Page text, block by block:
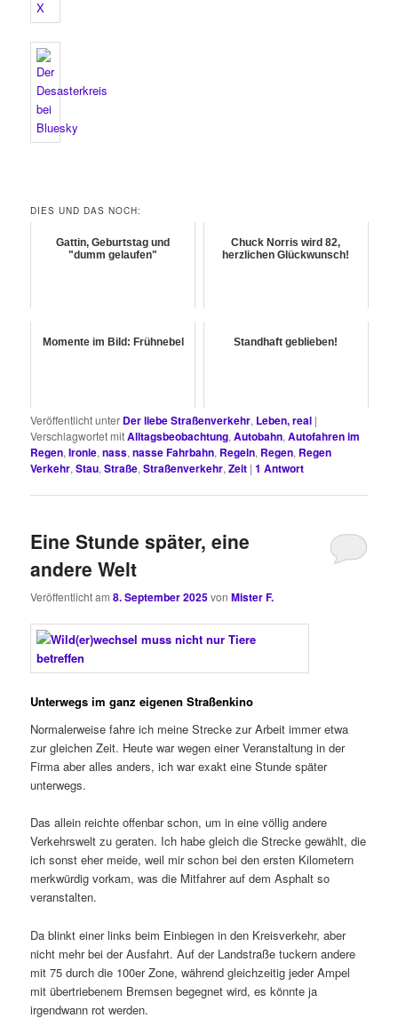
DIES UND DAS NOCH:
Gattin, Geburtstag und
"dumm gelaufen"
Chuck Norris wird 82,
herzlichen Glückwunsch!
Momente im Bild: Frühnebel Standhaft geblieben!
Veröffentlicht unter Der liebe Straßenverkehr, Leben, real |
Verschlagwortet mitAlltagsbeobachtung,Autobahn,Autofahren im
Regen,Ironie,nass,nasse Fahrbahn, Regeln, Regen, Regen
Verkehr,Stau,Straße,Straßenverkehr,Zeit |1 Antwort
Eine Stunde später, eine
andere Welt
Veröffentlicht am8. September 2025vonMister F.
Unterwegs im ganz eigenen Straßenkino
Normalerweise fahre ich meine Strecke zur Arbeit immer etwa
zur gleichen Zeit. Heute war wegen einer Veranstaltung in der
Firma aber alles anders, ich war exakt eine Stunde später
unterwegs.
Das allein reichte offenbar schon, um in eine völlig andere
Verkehrswelt zu geraten. Ich habe gleich die Strecke gewählt, die
ich sonst eher meide, weil mir schon bei den ersten Kilometern
merkwürdig vorkam, was die Mitfahrer auf dem Asphalt so
veranstalten.
Da blinkt einer links beim Einbiegen in den Kreisverkehr, aber
nicht mehr bei der Ausfahrt. Auf der Landstraße tuckern andere
mit 75 durch die 100er Zone, während gleichzeitig jeder Ampel
mit übertriebenem Bremsen begegnet wird, es könnte ja
irgendwann rot werden.